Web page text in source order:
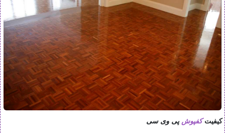
کیفیت کفپوش پی وی سی